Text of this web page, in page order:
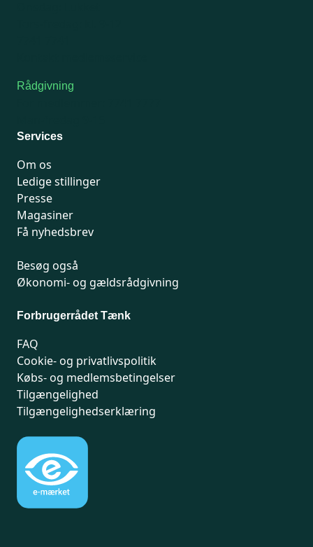
Rådgivning
Services
Om os
Ledige stillinger
Presse
Magasiner
Få nyhedsbrev
Besøg også
Økonomi- og gældsrådgivning
Forbrugerrådet Tænk
FAQ
Cookie- og privatlivspolitik
Købs- og medlemsbetingelser
Tilgængelighed
Tilgængelighedserklæring